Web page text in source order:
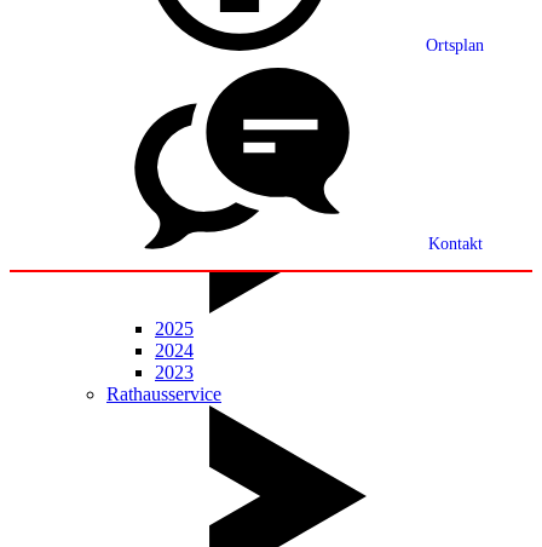
Ortsplan
Kontakt
Grußwort
Ortsplan
Partnerschaft
Statistik
Mitteilungsblatt
2025
2024
2023
Rathausservice